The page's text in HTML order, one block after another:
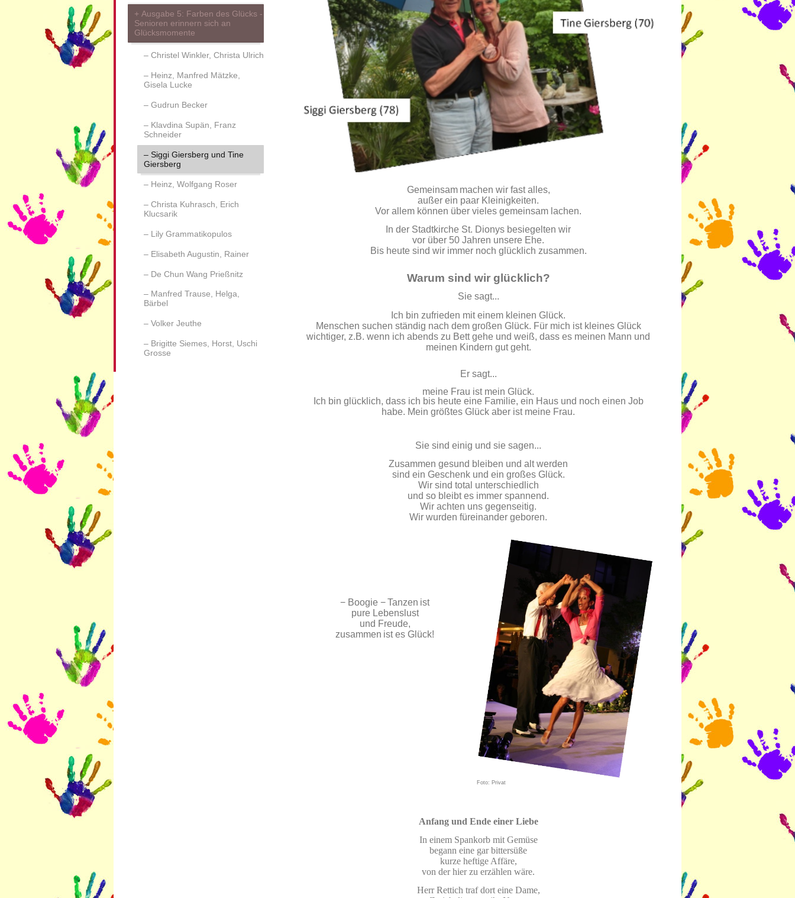
Gemeinsam machen wir fast alles,
außer ein paar Kleinigkeiten.
Vor allem können über vieles gemeinsam lachen.
In der Stadtkirche St. Dionys besiegelten wir
vor über 50 Jahren unsere Ehe.
Bis heute sind wir immer noch glücklich zusammen.
Warum sind wir glücklich?
Sie sagt...
Ich bin zufrieden mit einem kleinen Glück.
Menschen suchen ständig nach dem großen Glück. Für mich ist kleines Glück
wichtiger, z.B. wenn ich abends zu Bett gehe und weiß, dass es meinen Mann und
meinen Kindern gut geht.
Er sagt...
meine Frau ist mein Glück.
Ich bin glücklich, dass ich bis heute eine Familie, ein Haus und noch einen Job
habe. Mein größtes Glück aber ist meine Frau.
Sie sind einig und sie sagen...
Zusammen gesund bleiben und alt werden
sind ein Geschenk und ein großes Glück.
Wir sind total unterschiedlich
und so bleibt es immer spannend.
Wir achten uns gegenseitig.
Wir wurden füreinander geboren.
Foto: Privat
− Boogie −Tanzen ist
pure Lebenslust
und Freude,
zusammen ist es Glück!
Anfang und Ende einer Liebe
In einem Spankorb mit Gemüse
begann eine gar bittersüße
kurze heftige Affäre,
von der hier zu erzählen wäre.
Herr Rettich traf dort eine Dame,
Ausgabe 5: Farben des Glücks -
Senioren erinnern sich an
Glücksmomente
Christel Winkler, Christa Ulrich
Heinz, Manfred Mätzke,
Gisela Lucke
Gudrun Becker
Klavdina Supän, Franz
Schneider
Siggi Giersberg und Tine
Giersberg
Heinz, Wolfgang Roser
Christa Kuhrasch, Erich
Klucsarik
Lily Grammatikopulos
Elisabeth Augustin, Rainer
De Chun Wang Prießnitz
Manfred Trause, Helga,
Bärbel
Volker Jeuthe
Brigitte Siemes, Horst, Uschi
Grosse